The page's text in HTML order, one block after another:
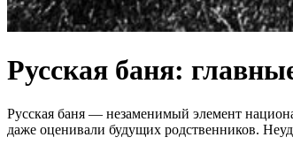
Русская баня:
Русская баня — незаменимый элемент
даже оценивали будущих родственников.